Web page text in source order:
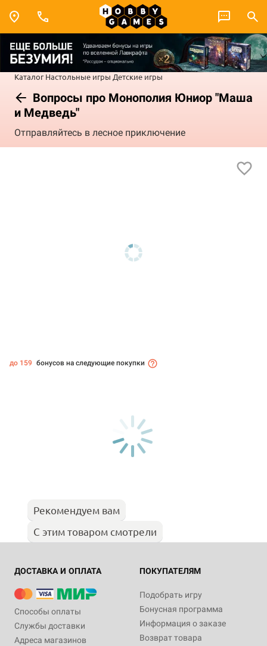
Каталог Настольные игры Детские игры
Вопросы про Монополия Юниор "Маша
и Медведь"
Отправляйтесь в лесное приключение
до 159 бонусов на следующие покупки
Рекомендуем вам
С этим товаром смотрели
ДОСТАВКА И ОПЛАТА
Способы оплаты
Службы доставки
Адреса магазинов
ПОКУПАТЕЛЯМ
Подобрать игру
Бонусная программа
Информация о заказе
Возврат товара